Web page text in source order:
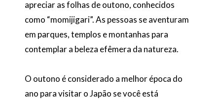
apreciar as folhas de outono, conhecidos
como “momijigari”. As pessoas se aventuram
em parques, templos e montanhas para
contemplar a beleza efêmera da natureza.
O outono é considerado a melhor época do
ano para visitar o Japão se você está